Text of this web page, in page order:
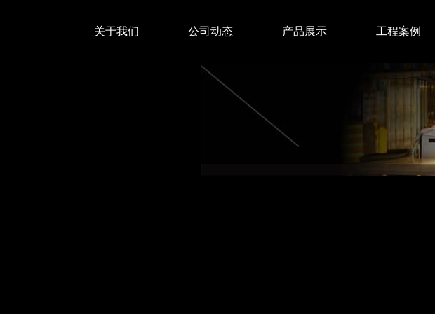
关于我们 公司动态 产品展示 工程案例